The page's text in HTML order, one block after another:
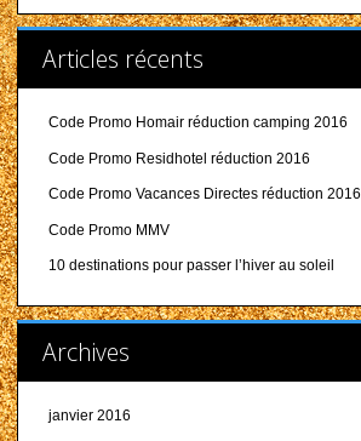
Articles récents
Code Promo Homair réduction camping 2016
Code Promo Residhotel réduction 2016
Code Promo Vacances Directes réduction 2016
Code Promo MMV
10 destinations pour passer l’hiver au soleil
Archives
janvier 2016